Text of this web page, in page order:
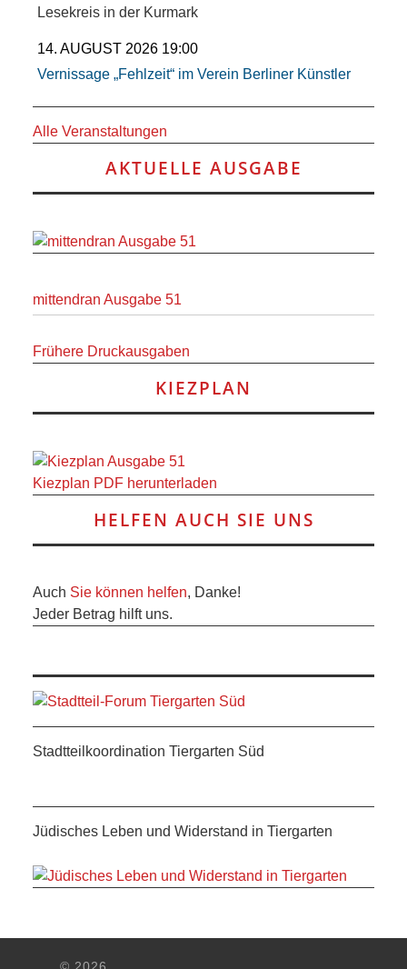
MITEINANDER
ÖFFENTLICHER
RAUM UND
BAUEN
UND
WOHNEN
FREIZEIT
DER
ANDERE
BLICK
NETZWERK
Lesekreis in der Kurmark
14. AUGUST 2026 19:00
Vernissage „Fehlzeit“ im Verein Berliner Künstler
Alle Veranstaltungen
AKTUELLE AUSGABE
mittendran Ausgabe 51
Frühere Druckausgaben
KIEZPLAN
Kiezplan PDF herunterladen
HELFEN AUCH SIE UNS
Auch Sie können helfen, Danke!
Jeder Betrag hilft uns.
Stadtteilkoordination Tiergarten Süd
Jüdisches Leben und Widerstand in Tiergarten
© 2026